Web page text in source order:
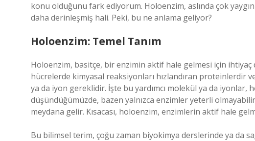
konu olduğunu fark ediyorum. Holoenzim, aslında çok
daha derinleşmiş hali. Peki, bu ne anlama geliyor?
Holoenzim: Temel Tanım
Holoenzim, basitçe, bir enzimin aktif hale gelmesi için
hücrelerde kimyasal reaksiyonları hızlandıran proteinlerdir
ya da iyon gereklidir. İşte bu yardımcı molekül ya da
düşündüğümüzde, bazen yalnızca enzimler yeterli
meydana gelir. Kısacası, holoenzim, enzimlerin aktif hale
Bu bilimsel terim, çoğu zaman biyokimya derslerinde ya da